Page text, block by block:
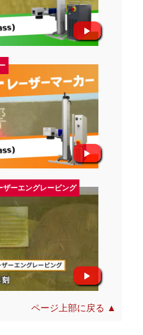
ーエングレービング
ページ上部に戻る ▲